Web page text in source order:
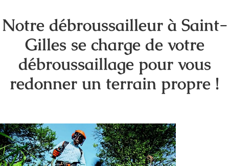
Notre débroussailleur à Saint-
Gilles se charge de votre
débroussaillage pour vous
redonner un terrain propre !